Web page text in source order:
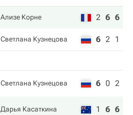
Ализе Корне 2 6 6
Светлана Кузнецова 6 2 1
Светлана Кузнецова 6 0 2
Дарья Касаткина 1 6 6